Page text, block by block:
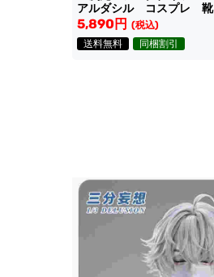
アルダシル コスプレ 靴
5,890円 (税込)
送料無料
同梱割引